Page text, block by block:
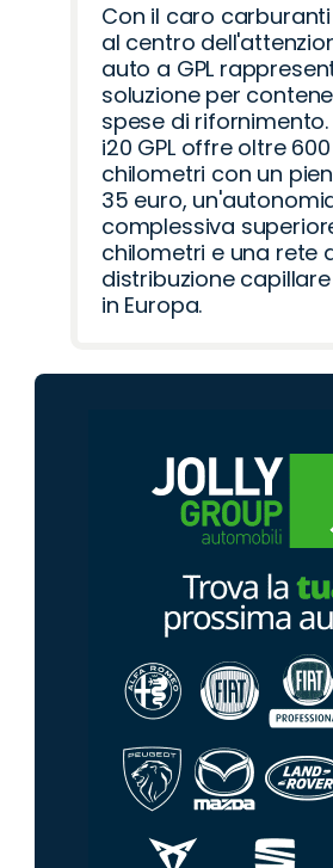
Con il caro
al centro
auto a GPL
soluzione per
spese di rifornimento.
i20 GPL offre oltre 600
chilometri con un
35 euro,
complessiva
chilometri e una rete
distribuzione
in Europa.